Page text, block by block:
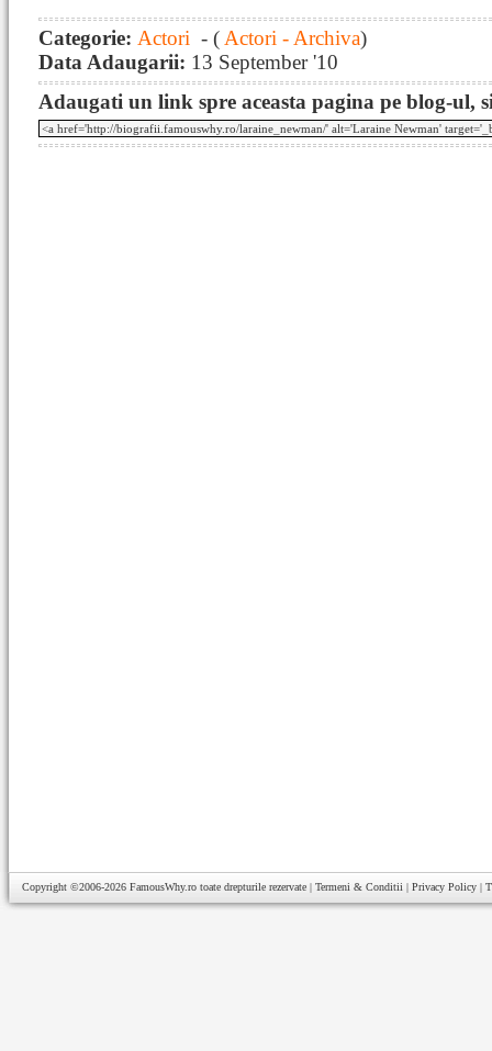
Categorie: Actori - ( Actori - Archiva)
Data Adaugarii: 13 September '10
Adaugati un link spre aceasta pagina pe blog-ul,
Copyright ©2006-2026 FamousWhy.ro toate drepturile rezervate | Termeni & Conditii | Privacy Policy |